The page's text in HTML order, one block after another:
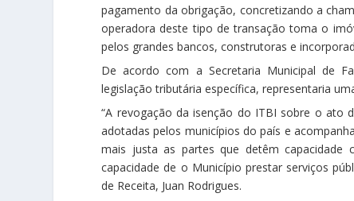
pagamento da obrigação, concretizando a
operadora deste tipo de transação toma o
pelos grandes bancos, construtoras e
De acordo com a Secretaria Municipal de
legislação tributária específica, representaria
“A revogação da isenção do ITBI sobre o ato
adotadas pelos municípios do país e
mais justa as partes que detêm capacidade
capacidade de o Município prestar serviços
de Receita, Juan Rodrigues.